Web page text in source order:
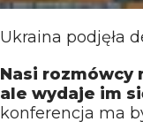
Ukraina podjęła
Nasi rozmówcy
ale wydaje im
konferencja ma